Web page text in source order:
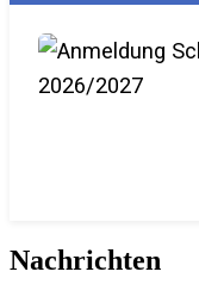
Nachrichten